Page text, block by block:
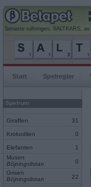
Senaste rullningen, SALTKARS,
Start Spelregler
Spelrum
Giraffen 31
Krokodilen 0
Elefanten
1
Musen
Böjningslistan
0
Grisen
Böjningslistan
22